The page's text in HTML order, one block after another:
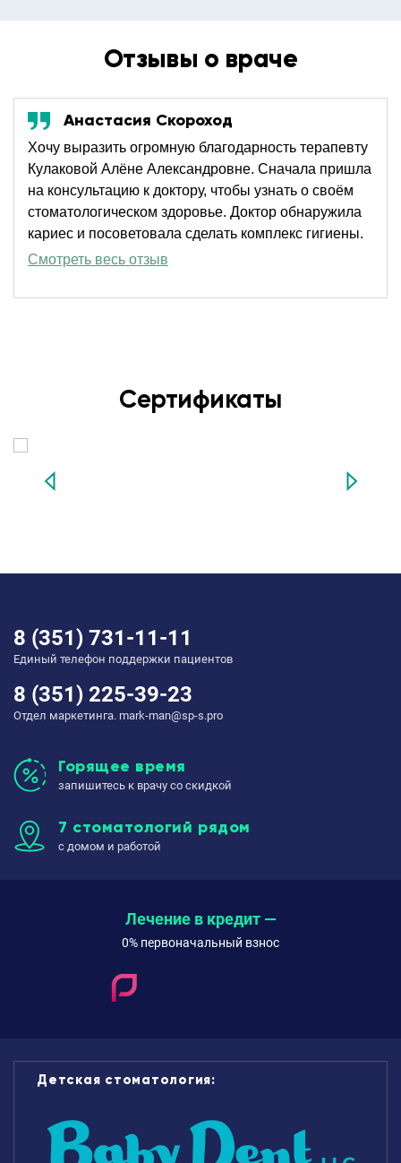
Отзывы о враче
Анастасия Скороход
Хочу выразить огромную благодарность терапевту
Кулаковой Алёне Александровне. Сначала пришла
на консультацию к доктору, чтобы узнать о своём
стоматологическом здоровье. Доктор обнаружила
кариес и посоветовала сделать комплекс гигиены.
Гигиену делала впервые в жизни, безумно
заметна разница до и после. Зубы стали светлее и
обратился к ней тоже в восторге от неё.
Смотреть весь отзыв
Сертификаты
Горящее время
запишитесь к врачу со скидкой
7 стоматологий рядом
с домом и работой
Лечение в кредит —
0% первоначальный взнос
8 (351) 731-11-11
Единый телефон поддержки пациентов
8 (351) 225-39-23
Отдел маркетинга. mark-man@sp-s.pro
Детская стоматология: